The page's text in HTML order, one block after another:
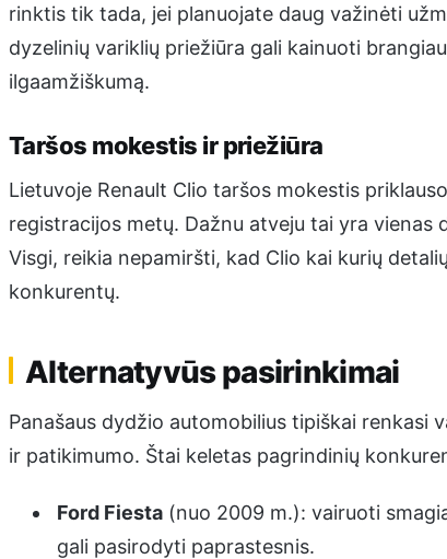
rinktis tik tada, jei planuojate daug važinėti
dyzelinių variklių priežiūra gali kainuoti
ilgaamžiškumą.
Taršos mokestis ir priežiūra
Lietuvoje Renault Clio taršos mokestis
registracijos metų. Dažnu atveju tai yra vienas
Visgi, reikia nepamiršti, kad Clio kai kurių
konkurentų.
Alternatyvūs pasirinkimai
Panašaus dydžio automobilius tipiškai renkasi
ir patikimumo. Štai keletas pagrindinių
Ford Fiesta(nuo 2009 m.): vairuoti
gali pasirodyti paprastesnis.